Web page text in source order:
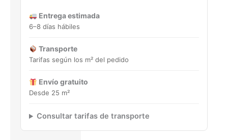
Entrega estimada
6–8 días hábiles
Transporte
Tarifas según los m² del pedido
Envío gratuito
Desde 25 m²
Consultar tarifas de transporte